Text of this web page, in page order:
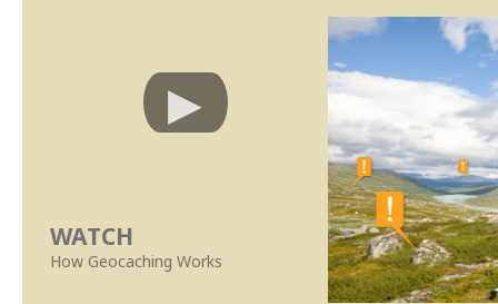
WATCH
How Geocaching Works